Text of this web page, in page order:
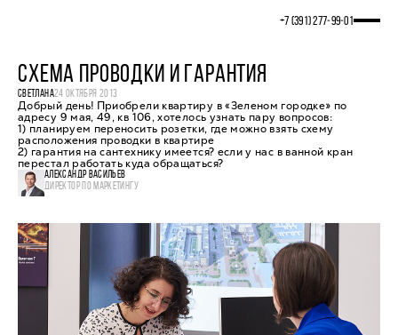
+7 (391) 277‒99‒01
СХЕМА ПРОВОДКИ И ГАРАНТИЯ
СВЕТЛАНА24 ОКТЯБРЯ 2013
Добрый день! Приобрели квартиру в «Зеленом городке» по
адресу 9 мая, 49, кв 106, хотелось узнать пару вопросов:
1) планируем переносить розетки, где можно взять схему
расположения проводки в квартире
2) гарантия на сантехнику имеется? если у нас в ванной кран
перестал работать куда обращаться?
АЛЕКСАНДР ВАСИЛЬЕВ
ДИРЕКТОР ПО МАРКЕТИНГУ